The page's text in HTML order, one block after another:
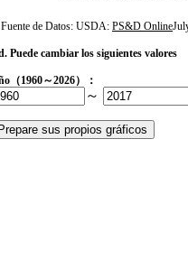
de Datos: USDA: PS&D Online
Puede cambiar los siguientes valores
（1960～2026）：
～